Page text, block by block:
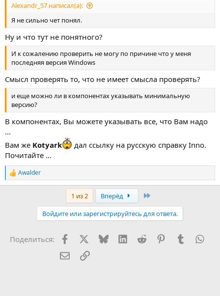
Alexandr_57 написал(а):
Я не сильно чет понял.
Ну и что тут не понятного?
И к сожалению проверить не могу по причине что у меня
последняя версия Windows
Смысл проверять то, что не имеет смысла проверять?
и еще можно ли в компонентах указывать минимальную
версию?
В компонентах, Вы можете указывать все, что Вам надо
...
Вам же Kotyark
дал ссылку на русскую справку Inno.
Почитайте ...
Р
е
Awalder
1 из 2 Вперёд
Войдите или зарегистрируйтесь для ответа.
Поделиться: FacebookX (Twitter)
BlueskyLinkedInReddit PinterestTumblr
Электронная почта
Ссылка